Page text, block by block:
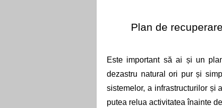
Plan de
Este important să ai și un
dezastru natural ori pur și
sistemelor, a infrastructurilor și
putea relua activitatea înainte